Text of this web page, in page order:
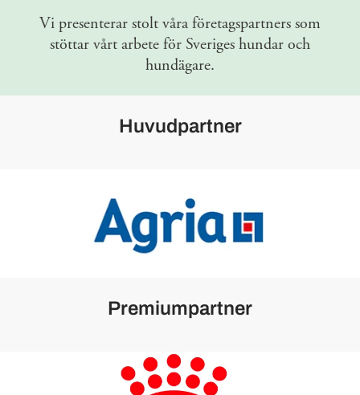
Vi presenterar stolt våra företagspartners som
stöttar vårt arbete för Sveriges hundar och
hundägare.
Huvudpartner
Premiumpartner